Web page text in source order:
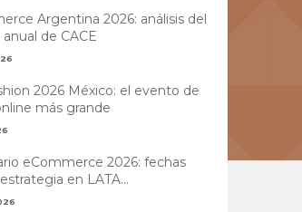
Argentina 2026: análisis del
de CACE
2026 México: el evento de
más grande
eCommerce 2026: fechas
en LATA...